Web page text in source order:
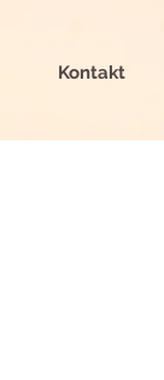
Kontakt